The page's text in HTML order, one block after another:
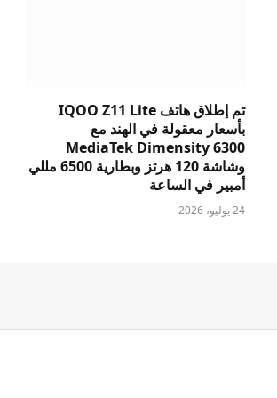
تم إطلاق هاتف IQOO Z11 Lite
بأسعار معقولة في الهند مع
MediaTek Dimensity 6300
وشاشة 120 هرتز وبطارية 6500 مللي
أمبير في الساعة
24 يوليو، 2026